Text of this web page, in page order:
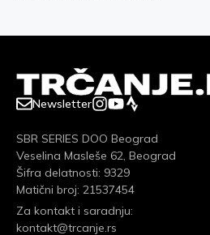
Newsletter
SBR SERIES DOO Beograd
Veselina Masleše 62, Beograd
Šifra delatnosti: 9329
Matični broj: 21537454
Za kontakt i saradnju:
kontakt@trcanje.rs